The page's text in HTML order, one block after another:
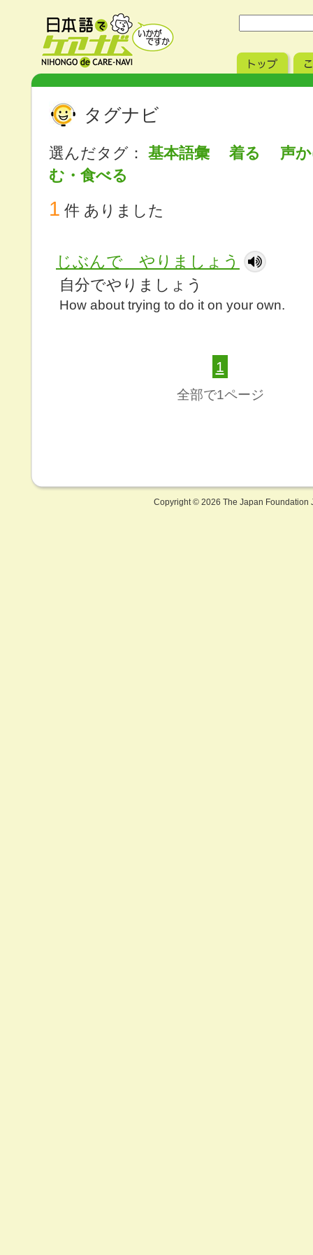
タグナビ
選んだタグ： 基本語彙 着る 声
む・食べる
1 件 ありました
じぶんで やりましょう
自分でやりましょう
How about trying to do it on your own.
1
全部で1ページ
Copyright © 2026 The Japan Foundation